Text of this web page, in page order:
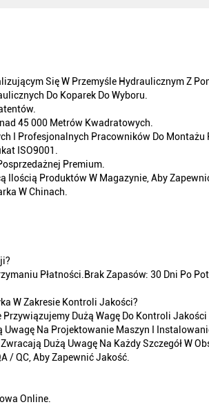
Się W Przemyśle Hydraulicznym Z
Do Koparek Do Wyboru.
45 000 Metrów Kwadratowych.
I Profesjonalnych Pracowników Do Montażu
ISO9001.
Premium.
Ilością Produktów W Magazynie, Aby
W Chinach.
Płatności.Brak Zapasów: 30 Dni Po
W Zakresie Kontroli Jakości?
Dużą Wagę Do Kontroli Jakości
Na Projektowanie Maszyn I
Dużą Uwagę Na Każdy Szczegół W
/ QC, Aby Zapewnić Jakość.
Online.